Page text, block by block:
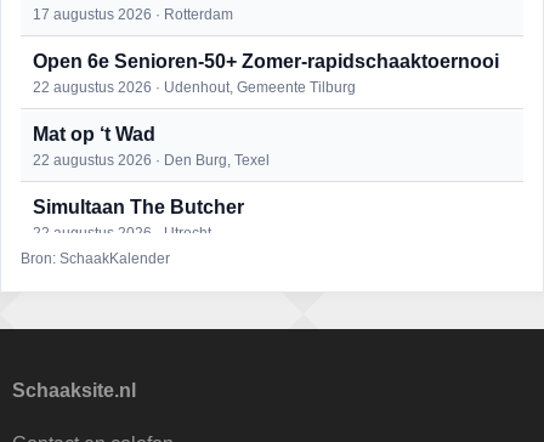
17 augustus 2026 · Rotterdam
Open 6e Senioren-50+ Zomer-rapidschaaktoernooi
22 augustus 2026 · Udenhout, Gemeente Tilburg
Mat op ‘t Wad
22 augustus 2026 · Den Burg, Texel
Simultaan The Butcher
22 augustus 2026 · Utrecht
25 augustus 2026 · Bunschoten-Spakenburg
Bron: SchaakKalender
Schaaksite.nl